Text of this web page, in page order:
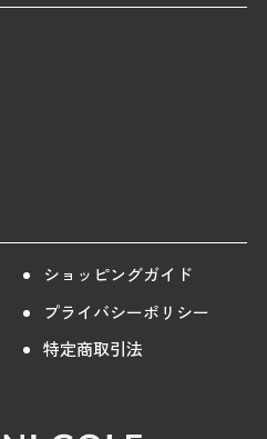
ショッピングガイド
プライバシーポリシー
特定商取引法